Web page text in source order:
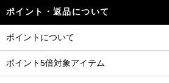
ポイント・返品について
ポイントについて
ポイント5倍対象アイテム